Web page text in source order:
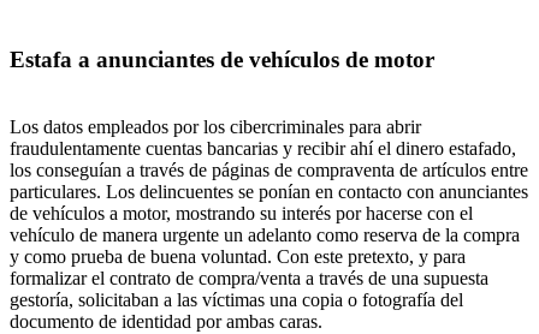
Estafa a anunciantes de vehículos de motor
Los datos empleados por los cibercriminales para abrir
fraudulentamente cuentas bancarias y recibir ahí el dinero estafado,
los conseguían a través de páginas de compraventa de artículos entre
particulares. Los delincuentes se ponían en contacto con anunciantes
de vehículos a motor, mostrando su interés por hacerse con el
vehículo de manera urgente un adelanto como reserva de la compra
y como prueba de buena voluntad. Con este pretexto, y para
formalizar el contrato de compra/venta a través de una supuesta
gestoría, solicitaban a las víctimas una copia o fotografía del
documento de identidad por ambas caras.